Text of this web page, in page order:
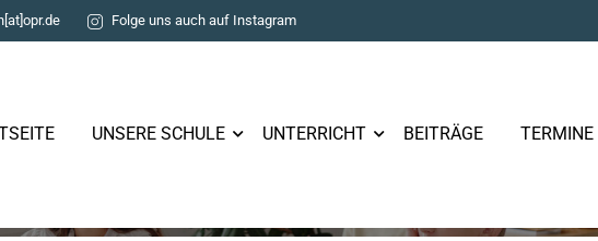
Folge uns auch auf Instagram
UNSERE SCHULE UNTERRICHT BEITRÄGE TERMINE